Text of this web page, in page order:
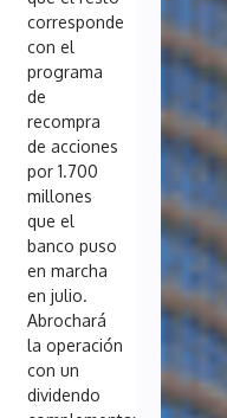
corresponde
con el
programa
de
recompra
de acciones
por 1.700
millones
que el
banco puso
en marcha
en julio.
Abrochará
la operación
con un
dividendo